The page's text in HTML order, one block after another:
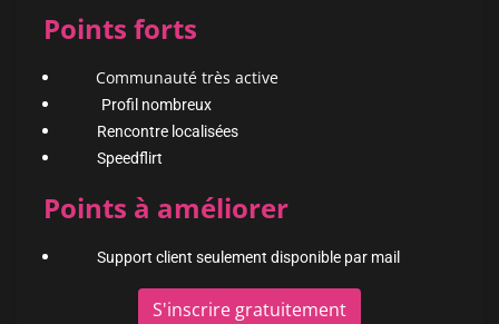
Points forts
Communauté très active
Profil nombreux
Rencontre localisées
Speedflirt
Points à améliorer
Support client seulement disponible par mail
S'inscrire gratuitement